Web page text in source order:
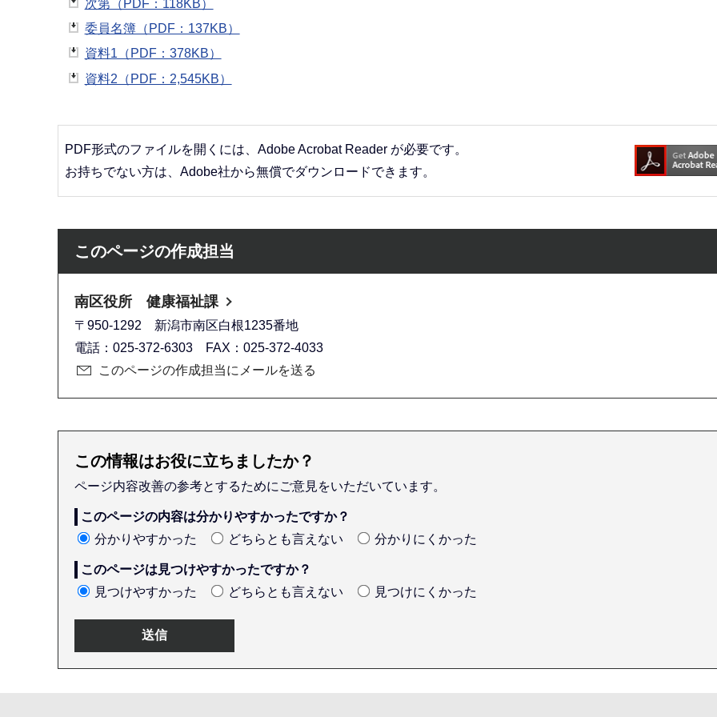
次第（PDF：118KB）
委員名簿（PDF：137KB）
資料1（PDF：378KB）
資料2（PDF：2,545KB）
PDF形式のファイルを開くには、Adobe Acrobat Reader が必要です。
お持ちでない方は、Adobe社から無償でダウンロードできます。
このページの作成担当
南区役所 健康福祉課
〒950-1292 新潟市南区白根1235番地
電話：025-372-6303 FAX：025-372-4033
このページの作成担当にメールを送る
この情報はお役に立ちましたか？
ページ内容改善の参考とするためにご意見をいただいています。
このページの内容は分かりやすかったですか？
分かりやすかった
どちらとも言えない 分かりにくかった
このページは見つけやすかったですか？
見つけやすかった
どちらとも言えない 見つけにくかった